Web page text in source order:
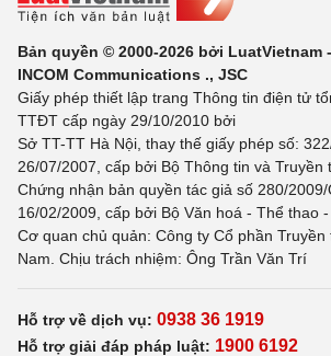
Bản quyền © 2000-2026 bởi LuatVietnam
INCOM Communications ., JSC
Giấy phép thiết lập trang Thông tin điện tử
TTĐT cấp ngày 29/10/2010 bởi
Sở TT-TT Hà Nội, thay thế giấy phép số:
26/07/2007, cấp bởi Bộ Thông tin và Truyền
Chứng nhận bản quyền tác giả số 280/
16/02/2009, cấp bởi Bộ Văn hoá - Thể thao -
Cơ quan chủ quản: Công ty Cổ phần Truyền
Nam. Chịu trách nhiệm: Ông Trần Văn Trí
Hỗ trợ về dịch vụ: 0938 36 1919
Hỗ trợ giải đáp pháp luật: 1900 6192